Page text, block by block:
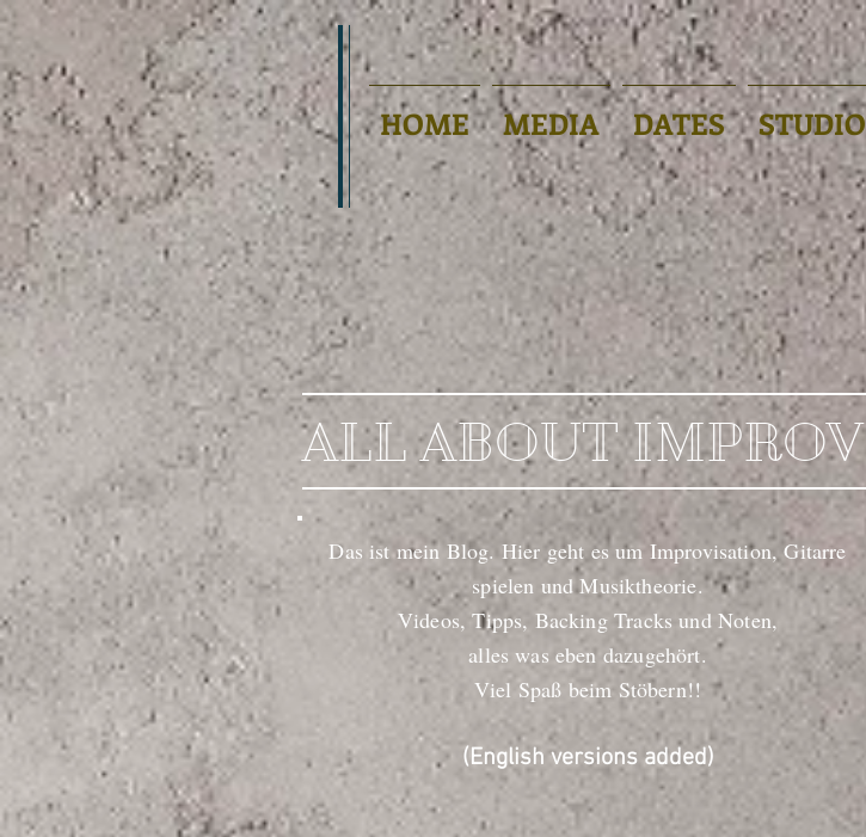
HOME MEDIA DATES STUDIO
ALL ABOUT IMPROV
Das ist mein Blog. Hier geht es um Improvisation, Gitarre
spielen und Musiktheorie.
Videos, Tipps, Backing Tracks und Noten,
alles was eben dazugehört.
Viel Spaß beim Stöbern!!
(English versions added)